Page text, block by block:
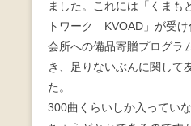
ました。これには「くまも
トワーク KVOAD」が受
会所への備品寄贈プログラ
き、足りないぶんに関して
た。
300曲くらいしか入ってい